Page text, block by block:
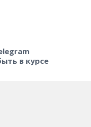
в курсе